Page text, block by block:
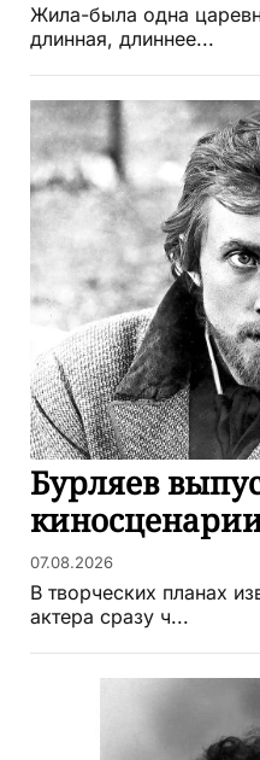
Жила-была одна
длинная, длиннее...
Бурляев
07.08.2026
В творческих планах
актера сразу ч...